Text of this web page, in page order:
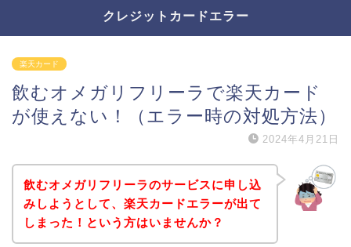
クレジットカードエラー
楽天カード
飲むオメガリフリーラで楽天カード
が使えない！（エラー時の対処方法）
2024年4月21日
飲むオメガリフリーラのサービスに申し込
みしようとして、楽天カードエラーが出て
しまった！という方はいませんか？